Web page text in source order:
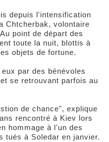
depuis l'intensification
Chtcherbak, volontaire
point de départ des
toute la nuit, blottis à
objets de fortune.
par des bénévoles
se retrouvant parfois au
de chance", explique
rencontré à Kiev lors
hommage à l'un des
tués à Soledar en janvier.